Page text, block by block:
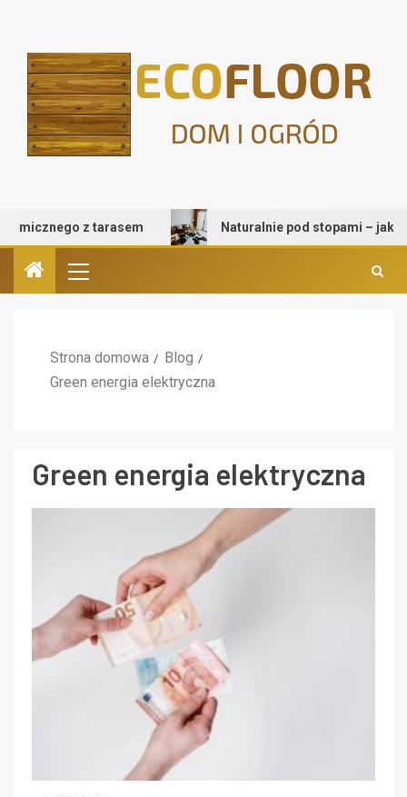
z tarasem Naturalnie pod stopami – jak
Strona domowa
Blog
Green energia elektryczna
Green energia elektryczna